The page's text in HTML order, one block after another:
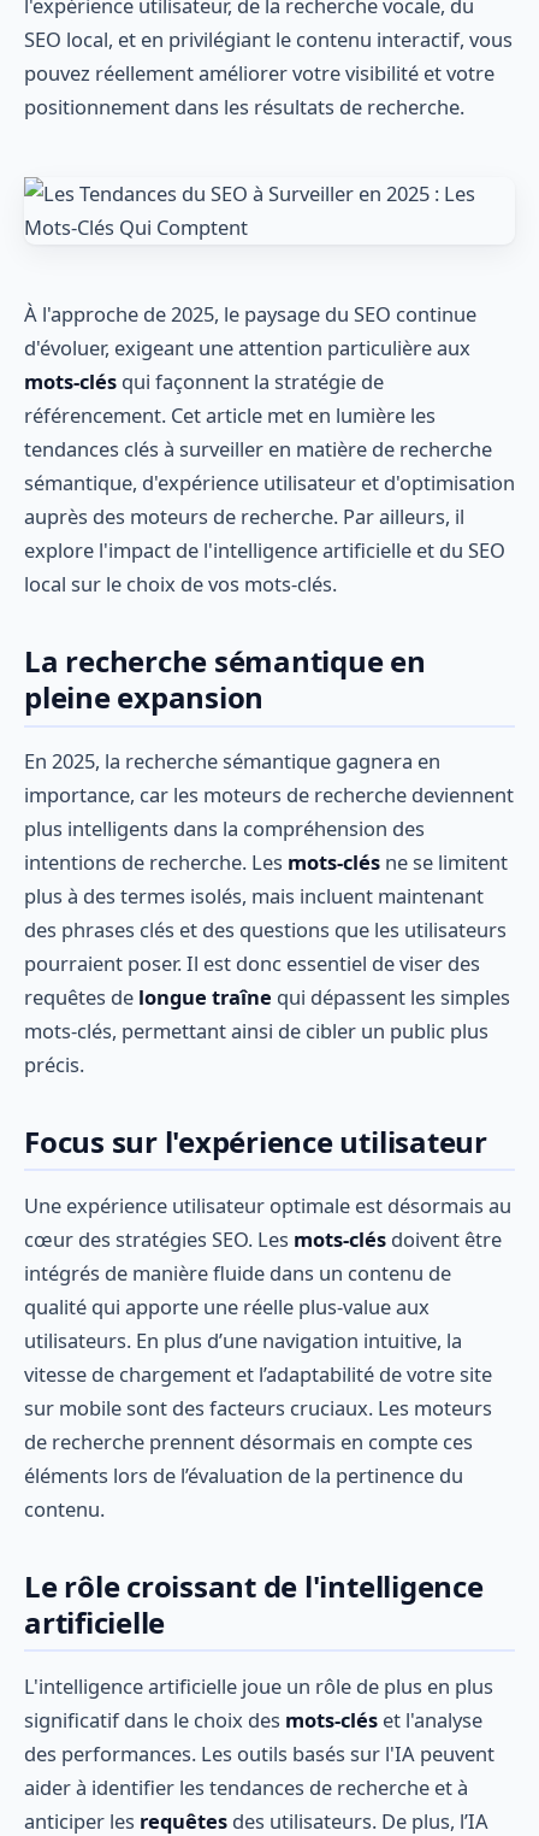
l'expérience utilisateur, de la recherche vocale, du
SEO local, et en privilégiant le contenu interactif, vous
pouvez réellement améliorer votre visibilité et votre
positionnement dans les résultats de recherche.
À l'approche de 2025, le paysage du SEO continue
d'évoluer, exigeant une attention particulière aux
mots-clés qui façonnent la stratégie de
référencement. Cet article met en lumière les
tendances clés à surveiller en matière de recherche
sémantique, d'expérience utilisateur et d'optimisation
auprès des moteurs de recherche. Par ailleurs, il
explore l'impact de l'intelligence artificielle et du SEO
local sur le choix de vos mots-clés.
La recherche sémantique en
pleine expansion
En 2025, la recherche sémantique gagnera en
importance, car les moteurs de recherche deviennent
plus intelligents dans la compréhension des
intentions de recherche. Les mots-clés ne se limitent
plus à des termes isolés, mais incluent maintenant
des phrases clés et des questions que les utilisateurs
pourraient poser. Il est donc essentiel de viser des
requêtes de longue traîne qui dépassent les simples
mots-clés, permettant ainsi de cibler un public plus
précis.
Focus sur l'expérience utilisateur
Une expérience utilisateur optimale est désormais au
cœur des stratégies SEO. Les mots-clés doivent être
intégrés de manière fluide dans un contenu de
qualité qui apporte une réelle plus-value aux
utilisateurs. En plus d’une navigation intuitive, la
vitesse de chargement et l’adaptabilité de votre site
sur mobile sont des facteurs cruciaux. Les moteurs
de recherche prennent désormais en compte ces
éléments lors de l’évaluation de la pertinence du
contenu.
Le rôle croissant de l'intelligence
artificielle
L'intelligence artificielle joue un rôle de plus en plus
significatif dans le choix des mots-clés et l'analyse
des performances. Les outils basés sur l'IA peuvent
aider à identifier les tendances de recherche et à
anticiper les requêtes des utilisateurs. De plus, l’IA